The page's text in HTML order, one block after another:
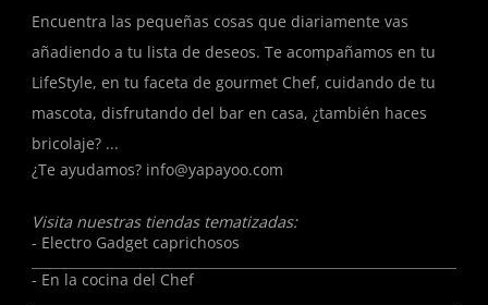
Encuentra las pequeñas cosas que diariamente vas
añadiendo a tu lista de deseos. Te acompañamos en tu
LifeStyle, en tu faceta de gourmet Chef, cuidando de tu
mascota, disfrutando del bar en casa, ¿también haces
bricolaje? ...
¿Te ayudamos? info@yapayoo.com
Visita nuestras tiendas tematizadas:
- Electro Gadget caprichosos
- En la cocina del Chef